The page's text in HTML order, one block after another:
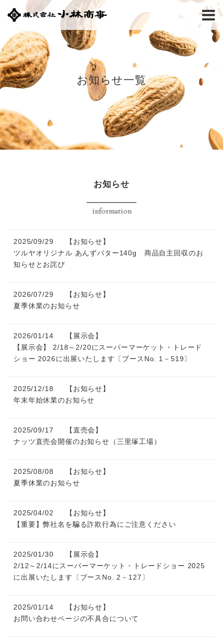
お知らせ一覧
お知らせ
information
2025/09/29
【お知らせ】
ツルヤオリジナル あんずバター140g 商品自主回収のお
知らせとお詫び
2026/07/29
【お知らせ】
夏季休業のお知らせ
2026/01/14
【展示会】
【展示会】 2/18～2/20にスーパーマーケット・トレード
ショー 2026に出展いたします〔ブースNo. 1－519〕
2025/12/18
【お知らせ】
年末年始休業のお知らせ
2025/09/17
【直売会】
ナッツ直売会開催のお知らせ（三里塚工場）
2025/08/08
【お知らせ】
夏季休業のお知らせ
2025/04/02
【お知らせ】
【重要】弊社名を騙る詐欺行為にご注意ください
2025/01/30
【展示会】
2/12～2/14にスーパーマーケット・トレードショー 2025
に出展いたします〔ブースNo. 2－127〕
2025/01/14
【お知らせ】
お問い合わせページの不具合について